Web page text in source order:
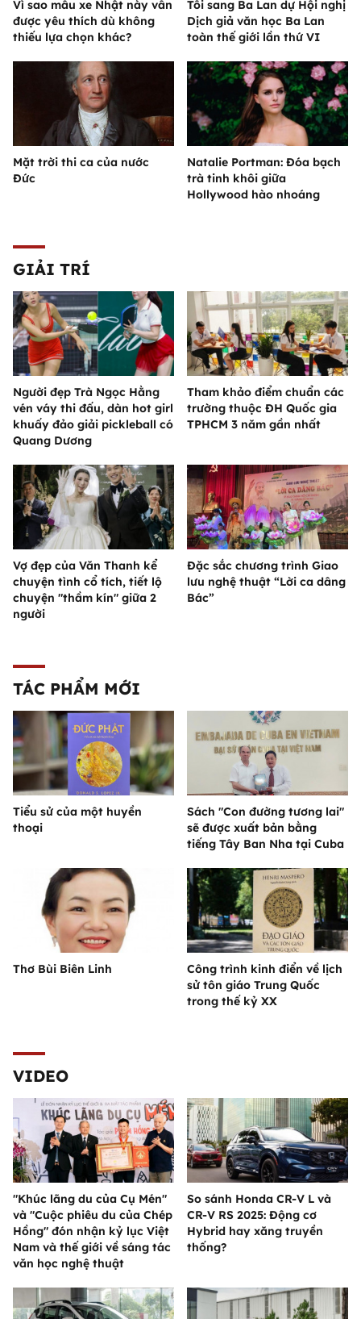
Vì sao mẫu xe Nhật này vẫn
được yêu thích dù không
thiếu lựa chọn khác?
Tôi sang Ba Lan dự Hội nghị
Dịch giả văn học Ba Lan
toàn thế giới lần thứ VI
Mặt trời thi ca của nước
Đức
Natalie Portman: Đóa bạch
trà tinh khôi giữa
Hollywood hào nhoáng
GIẢI TRÍ
Người đẹp Trà Ngọc Hằng
vén váy thi đấu, dàn hot girl
khuấy đảo giải pickleball có
Quang Dương
Tham khảo điểm chuẩn các
trường thuộc ĐH Quốc gia
TPHCM 3 năm gần nhất
Vợ đẹp của Văn Thanh kể
chuyện tình cổ tích, tiết lộ
chuyện "thầm kín" giữa 2
người
Đặc sắc chương trình Giao
lưu nghệ thuật “Lời ca dâng
Bác”
TÁC PHẨM MỚI
Tiểu sử của một huyền
thoại
Sách "Con đường tương lai"
sẽ được xuất bản bằng
tiếng Tây Ban Nha tại Cuba
Thơ Bùi Biên Linh
Công trình kinh điển về lịch
sử tôn giáo Trung Quốc
trong thế kỷ XX
VIDEO
"Khúc lãng du của Cụ Mén"
và "Cuộc phiêu du của Chép
Hồng" đón nhận kỷ lục Việt
Nam và thế giới về sáng tác
văn học nghệ thuật
So sánh Honda CR-V L và
CR-V RS 2025: Động cơ
Hybrid hay xăng truyền
thống?